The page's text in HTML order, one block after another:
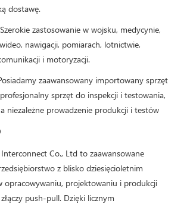
dostawę.
zastosowanie w wojsku, medycynie,
nawigacji, pomiarach, lotnictwie,
i motoryzacji.
zaawansowany importowany sprzęt
sprzęt do inspekcji i testowania,
niezależne prowadzenie produkcji i testów
Co., Ltd to zaawansowane
z blisko dziesięcioletnim
opracowywaniu, projektowaniu i produkcji
push-pull. Dzięki licznym